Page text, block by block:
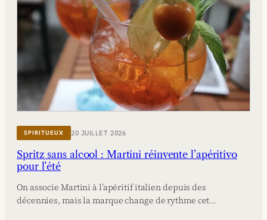
SPIRITUEUX 20 JUILLET 2026
Spritz sans alcool : Martini réinvente l’apéritivo
pour l’été
On associe Martini à l’apéritif italien depuis des
décennies, mais la marque change de rythme cet…